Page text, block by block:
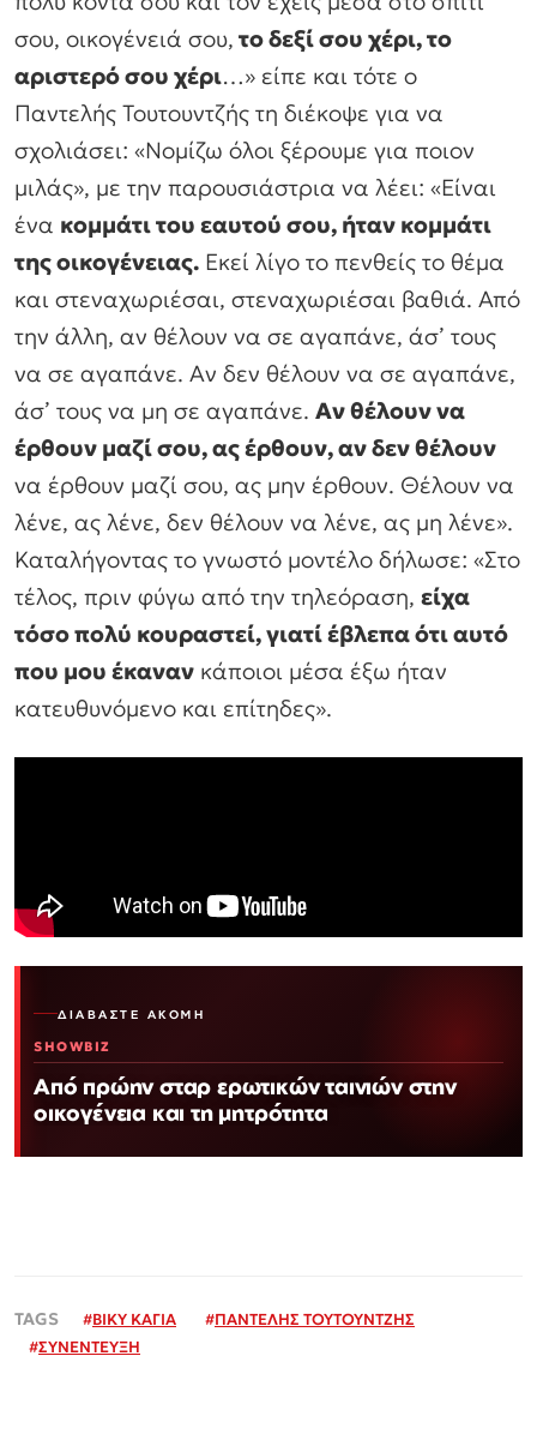
σου, οικογένειά σου, το δεξί σου χέρι, το
αριστερό σου χέρι…» είπε και τότε ο
Παντελής Τουτουντζής τη διέκοψε για να
σχολιάσει: «Νομίζω όλοι ξέρουμε για ποιον
μιλάς», με την παρουσιάστρια να λέει: «Είναι
ένα κομμάτι του εαυτού σου, ήταν κομμάτι
της οικογένειας. Εκεί λίγο το πενθείς το θέμα
και στεναχωριέσαι, στεναχωριέσαι βαθιά. Από
την άλλη, αν θέλουν να σε αγαπάνε, άσ’ τους
να σε αγαπάνε. Αν δεν θέλουν να σε αγαπάνε,
άσ’ τους να μη σε αγαπάνε. Αν θέλουν να
έρθουν μαζί σου, ας έρθουν, αν δεν θέλουν
να έρθουν μαζί σου, ας μην έρθουν. Θέλουν να
λένε, ας λένε, δεν θέλουν να λένε, ας μη λένε».
Καταλήγοντας το γνωστό μοντέλο δήλωσε: «Στο
τέλος, πριν φύγω από την τηλεόραση, είχα
τόσο πολύ κουραστεί, γιατί έβλεπα ότι αυτό
που μου έκαναν κάποιοι μέσα έξω ήταν
κατευθυνόμενο και επίτηδες».
ΔΙΑΒΆΣΤΕ ΑΚΌΜΗ
SHOWBIZ
Από πρώην σταρ ερωτικών ταινιών στην
οικογένεια και τη μητρότητα
#ΒΙΚΥ ΚΑΓΙΑ #ΠΑΝΤΕΛΗΣ ΤΟΥΤΟΥΝΤΖΗΣ
#ΣΥΝΕΝΤΕΥΞΗ